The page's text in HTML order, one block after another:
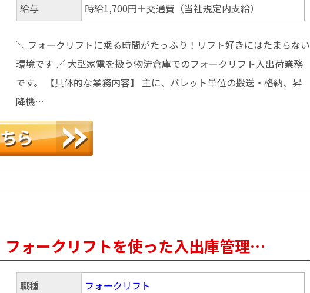
給与
時給1,700円＋交通費（当社規定内支給）
＼ フォークリフトに乗る時間がたっぷり！リフト好きにはたまらない
環境です ／ 大型家電を扱う物流倉庫でのフォークリフト入出荷業務
です。 【具体的な業務内容】 主に、パレット単位の搬送・格納、昇
降機…
ォークリフトを使った入出庫管理…
職種
フォークリフト